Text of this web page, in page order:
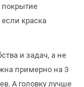
покрытие
краска
и задач, а не
примерно на 3
А головку лучше